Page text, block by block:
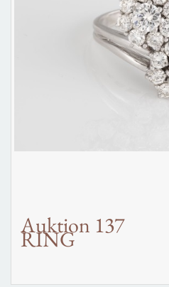
Auktion 137
RING